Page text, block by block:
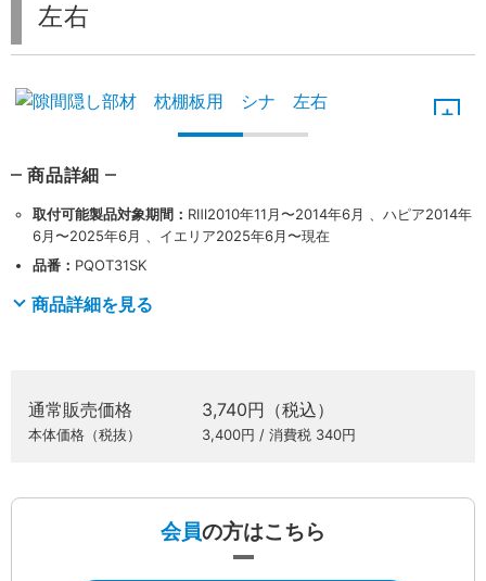
左右
商品詳細
取付可能製品対象期間： RⅢ2010年11月〜2014年6月 、ハピア2014年
6月〜2025年6月 、イエリア2025年6月〜現在
品番： PQOT31SK
商品詳細を見る
通常販売価格 3,740円（税込）
本体価格（税抜） 3,400円 / 消費税 340円
会員の方はこちら